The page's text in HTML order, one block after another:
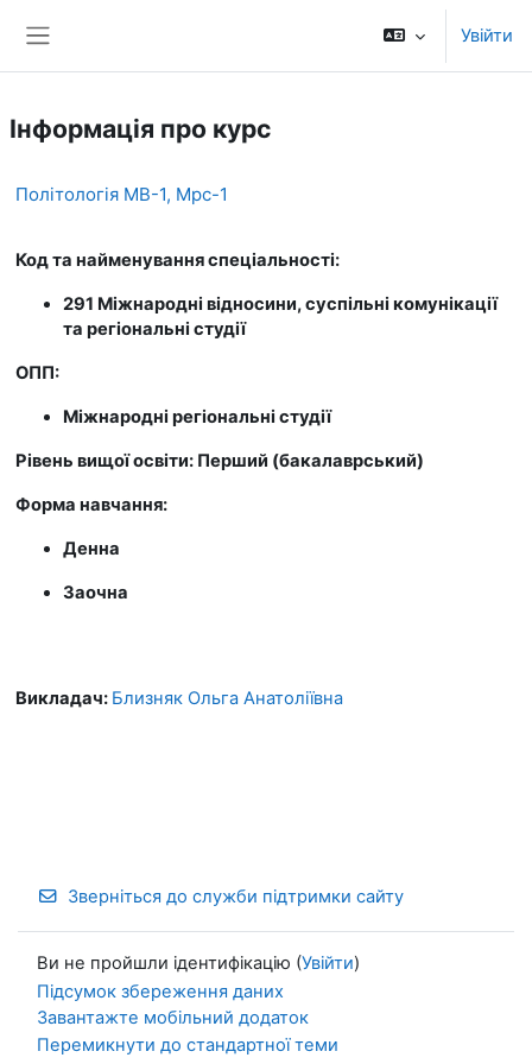
Увійти
Інформація про курс
Політологія МВ-1, Мрс-1
Код та найменування спеціальності:
291 Міжнародні відносини, суспільні комунікації
та регіональні студії
ОПП:
Міжнародні регіональні студії
Рівень вищої освіти: Перший (бакалаврський)
Форма навчання:
Денна
Заочна
Викладач: Близняк Ольга Анатоліївна
Зверніться до служби підтримки сайту
Ви не пройшли ідентифікацію (Увійти)
Підсумок збереження даних
Завантажте мобільний додаток
Перемикнути до стандартної теми